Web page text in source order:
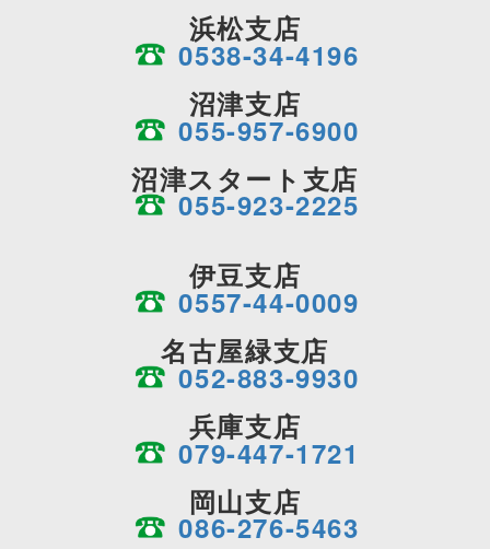
浜松支店
0538-34-4196
沼津支店
055-957-6900
沼津スタート支店
055-923-2225
伊豆支店
0557-44-0009
名古屋緑支店
052-883-9930
兵庫支店
079-447-1721
岡山支店
086-276-5463